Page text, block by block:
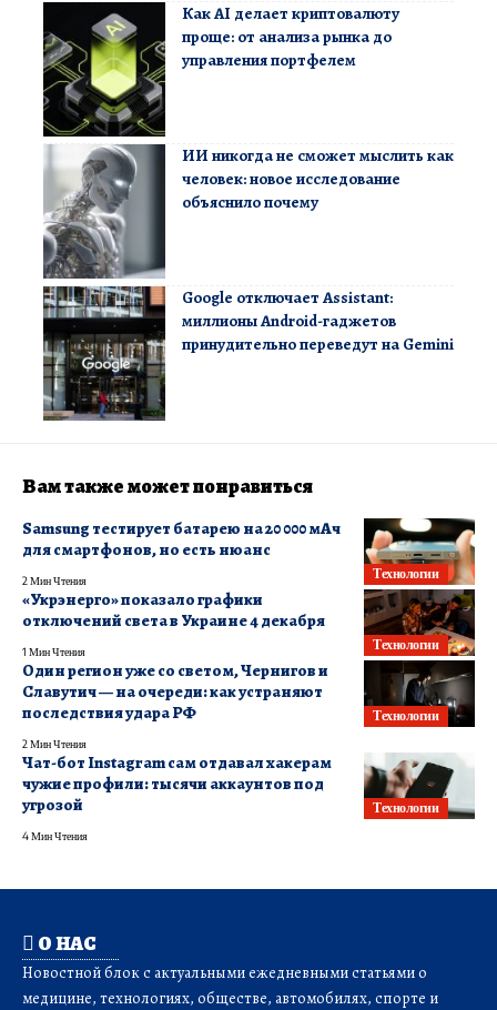
Как AI делает криптовалюту
проще: от анализа рынка до
управления портфелем
ИИ никогда не сможет мыслить как
человек: новое исследование
объяснило почему
Google отключает Assistant:
миллионы Android-гаджетов
принудительно переведут на Gemini
Вам также может понравиться
Технологии
Samsung тестирует батарею на 20 000 мАч
для смартфонов, но есть нюанс
2 Мин Чтения
Технологии
«Укрэнерго» показало графики
отключений света в Украине 4 декабря
1 Мин Чтения
Технологии
Один регион уже со светом, Чернигов и
Славутич — на очереди: как устраняют
последствия удара РФ
2 Мин Чтения
Технологии
Чат-бот Instagram сам отдавал хакерам
чужие профили: тысячи аккаунтов под
угрозой
4 Мин Чтения
О НАС
Новостной блок с актуальными ежедневными статьями о
медицине, технологиях, обществе, автомобилях, спорте и